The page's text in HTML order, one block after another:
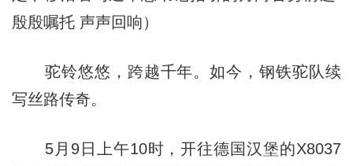
殷殷嘱托 声声回响）
驼铃悠悠，跨越千年。如今，钢铁驼队续
写丝路传奇。
5月9日上午10时，开往德国汉堡的X8037